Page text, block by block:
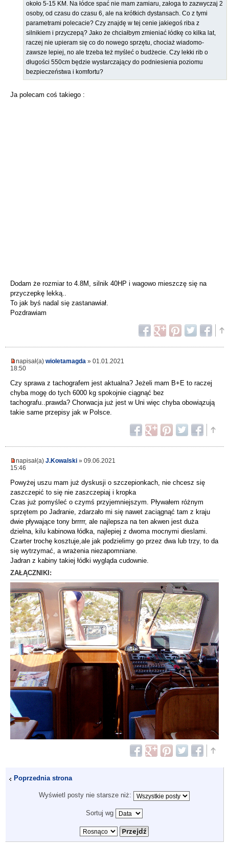
około 5-15 KM. Na łódce spać nie mam zamiaru, załoga to zazwyczaj 2
osoby, od czasu do czasu 6, ale na krótkich dystansach. Co z tymi
parametrami polecacie? Czy znajdę w tej cenie jakiegoś riba z
silnikiem i przyczepą? Jako że chciałbym zmieniać łódkę co kilka lat,
raczej nie upieram się co do nowego sprzętu, chociaż wiadomo-
zawsze lepiej, no ale trzeba też myśleć o budżecie. Czy lekki rib o
długości 550cm będzie wystarczający do podniesienia poziomu
bezpieczeństwa i komfortu?
Ja polecam coś takiego :
Dodam że rozmiar to 4.8M, silnik 40HP i wagowo mieszczę się na
przyczepkę lekką..
To jak byś nadal się zastanawiał.
Pozdrawiam
napisał(a) wioletamagda » 01.01.2021
18:50
Czy sprawa z tachografem jest aktualna? Jeżeli mam B+E to raczej
chyba mogę do tych 6000 kg spokojnie ciągnąć bez
tachografu..prawda? Chorwacja już jest w Uni więc chyba obowiązują
takie same przepisy jak w Polsce.
napisał(a) J.Kowalski » 09.06.2021
15:46
Powyżej uszu mam już dyskusji o szczepionkach, nie chcesz się
zaszczepić to się nie zaszczepiaj i kropka
Czas już pomyśleć o czymś przyjemniejszym. Pływałem różnym
sprzętem po Jadranie, zdarzało mi się nawet zaciągnąć tam z kraju
dwie pływające tony brrrrr, ale najlepsza na ten akwen jest duża
dzielna, kilu kabinowa łódka, najlepiej z dwoma mocnymi dieslami.
Czarter trochę kosztuje,ale jak podzielimy go przez dwa lub trzy, to da
się wytrzymać, a wrażenia niezapomniane.
Jadran z kabiny takiej łódki wygląda cudownie.
ZAŁĄCZNIKI:
Poprzednia strona
Wyświetl posty nie starsze niż:
Sortuj wg